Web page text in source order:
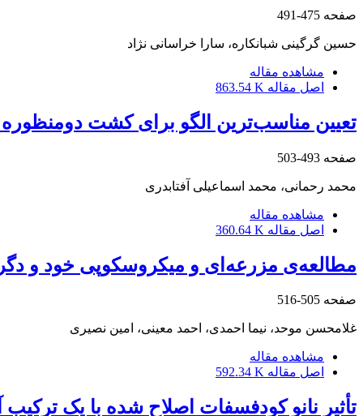
صفحه 475-491
حسین گرگینی شبانکاره، سارا خراسانی نژاد
مشاهده مقاله
اصل مقاله 863.54 K
تعیین مناسب‌ترین الگو برای کشت
صفحه 493-503
محمد رحمانی، محمد اسماعیلی آفتابدری
مشاهده مقاله
اصل مقاله 360.64 K
مطالعه‌ی مزرعه‌ای و میکروسکوپی خود و
صفحه 505-516
غلامحسن موحد، نیما احمدی، احمد معینی، امین نصیری
مشاهده مقاله
اصل مقاله 592.34 K
تأثیر نانو کودفسفات اصلاح شده با یک